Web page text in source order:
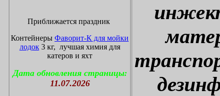
Приближается праздник
Контейнеры Фаворит-К для мойки
лодок3 кг, лучшая химия для
катеров и яхт
Дата обновления страницы:
11.07.2026